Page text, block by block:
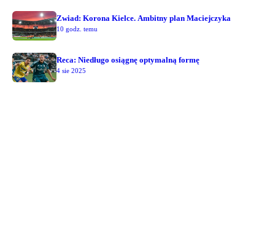
Zwiad: Korona Kielce. Ambitny plan Maciejczyka
10 godz. temu
Reca: Niedługo osiągnę optymalną formę
4 sie 2025